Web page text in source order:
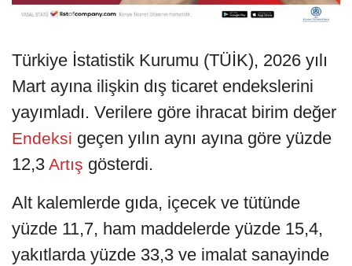
Türkiye İstatistik Kurumu (TÜİK), 2026 yılı
Mart ayına ilişkin dış ticaret endekslerini
yayımladı. Verilere göre ihracat birim değer
Endeksi geçen yılın aynı ayına göre yüzde
12,3 Artış gösterdi.
Alt kalemlerde gıda, içecek ve tütünde
yüzde 11,7, ham maddelerde yüzde 15,4,
yakıtlarda yüzde 33,3 ve imalat sanayinde